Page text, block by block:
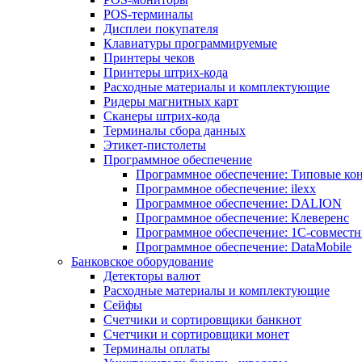
POS-терминалы
Дисплеи покупателя
Клавиатуры программируемые
Принтеры чеков
Принтеры штрих-кода
Расходные материалы и комплектующие
Ридеры магнитных карт
Сканеры штрих-кода
Терминалы сбора данных
Этикет-пистолеты
Программное обеспечение
Программное обеспечение: Типовые
Программное обеспечение: ilexx
Программное обеспечение: DALION
Программное обеспечение: Клеверенс
Программное обеспечение: 1С-
Программное обеспечение: DataMobile
Банковское оборудование
Детекторы валют
Расходные материалы и комплектующие
Сейфы
Счетчики и сортировщики банкнот
Счетчики и сортировщики монет
Терминалы оплаты